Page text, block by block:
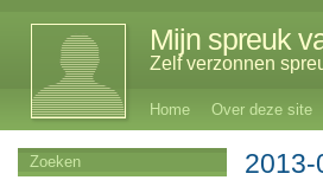
Mijn spreuk
Zelf verzonnen
Home Over deze site
2013-
Zoeken